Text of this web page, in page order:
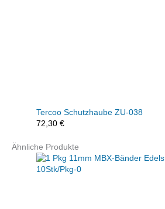
Tercoo Schutzhaube ZU-038
72,30 €
Ähnliche Produkte